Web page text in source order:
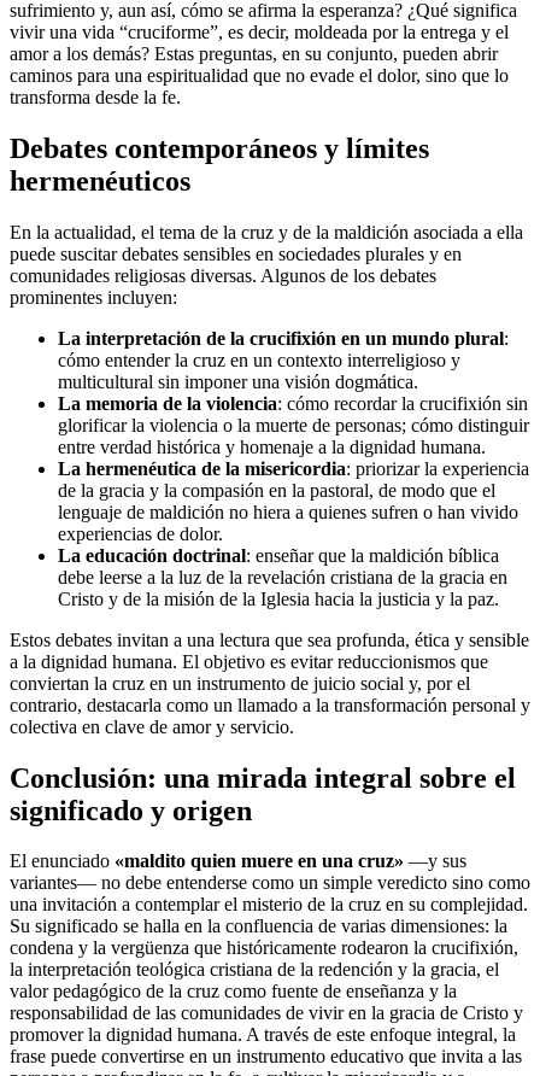
sufrimiento y, aun así, cómo se afirma la esperanza? ¿Qué significa
vivir una vida “cruciforme”, es decir, moldeada por la entrega y el
amor a los demás? Estas preguntas, en su conjunto, pueden abrir
caminos para una espiritualidad que no evade el dolor, sino que lo
transforma desde la fe.
Debates contemporáneos y límites
hermenéuticos
En la actualidad, el tema de la cruz y de la maldición asociada a ella
puede suscitar debates sensibles en sociedades plurales y en
comunidades religiosas diversas. Algunos de los debates
prominentes incluyen:
La interpretación de la crucifixión en un mundo plural:
cómo entender la cruz en un contexto interreligioso y
multicultural sin imponer una visión dogmática.
La memoria de la violencia: cómo recordar la crucifixión sin
glorificar la violencia o la muerte de personas; cómo distinguir
entre verdad histórica y homenaje a la dignidad humana.
La hermenéutica de la misericordia: priorizar la experiencia
de la gracia y la compasión en la pastoral, de modo que el
lenguaje de maldición no hiera a quienes sufren o han vivido
experiencias de dolor.
La educación doctrinal: enseñar que la maldición bíblica
debe leerse a la luz de la revelación cristiana de la gracia en
Cristo y de la misión de la Iglesia hacia la justicia y la paz.
Estos debates invitan a una lectura que sea profunda, ética y sensible
a la dignidad humana. El objetivo es evitar reduccionismos que
conviertan la cruz en un instrumento de juicio social y, por el
contrario, destacarla como un llamado a la transformación personal y
colectiva en clave de amor y servicio.
Conclusión: una mirada integral sobre el
significado y origen
El enunciado «maldito quien muere en una cruz» —y sus
variantes— no debe entenderse como un simple veredicto sino como
una invitación a contemplar el misterio de la cruz en su complejidad.
Su significado se halla en la confluencia de varias dimensiones: la
condena y la vergüenza que históricamente rodearon la crucifixión,
la interpretación teológica cristiana de la redención y la gracia, el
valor pedagógico de la cruz como fuente de enseñanza y la
responsabilidad de las comunidades de vivir en la gracia de Cristo y
promover la dignidad humana. A través de este enfoque integral, la
frase puede convertirse en un instrumento educativo que invita a las